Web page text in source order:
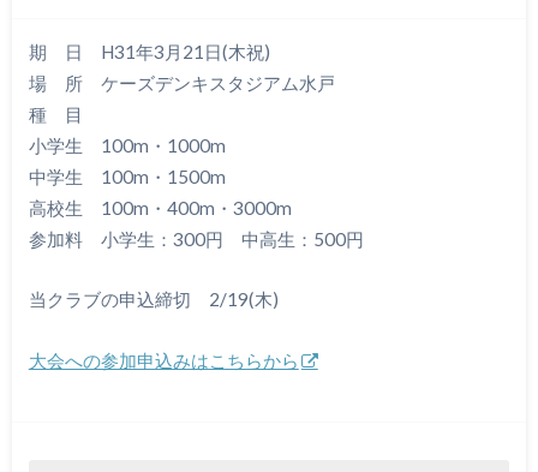
期 日 H31年3月21日(木祝)
場 所 ケーズデンキスタジアム水戸
種 目
小学生 100m・1000m
中学生 100m・1500m
高校生 100m・400m・3000m
参加料 小学生：300円 中高生：500円
当クラブの申込締切 2/19(木)
大会への参加申込みはこちらから